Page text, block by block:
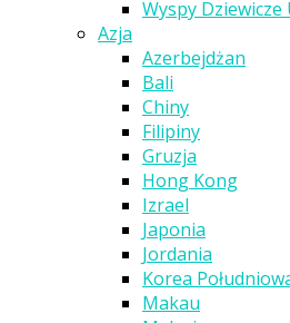
Wyspy Dziewicze
Azja
Azerbejdżan
Bali
Chiny
Filipiny
Gruzja
Hong Kong
Izrael
Japonia
Jordania
Korea
Makau